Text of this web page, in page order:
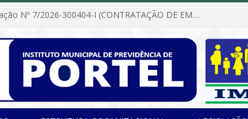
Dispensa de Licitação Nº 7/2026-300404-I (CONTRATAÇÃO DE EMPRESA PARA MANUTENÇÃO E REPARAÇÃO DE APARELHOS DE AR CONDICIONADO, EM ATENDIMENTO ÀS NECESSIDADES DO INSTITUTO DE PREVIDÊNCIA MUNICIPAL DE PORTEL/PA)